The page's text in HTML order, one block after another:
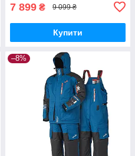
7 899 ₴ 9 099 ₴
Купити
–8%